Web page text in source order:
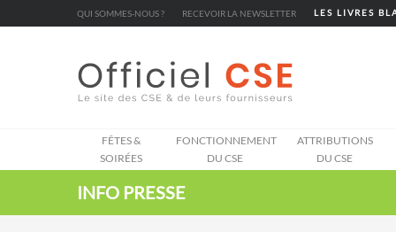
QUI SOMMES-NOUS ? RECEVOIR LA NEWSLETTER LES LIVRES
FÊTES &
SOIRÉES
FONCTIONNEMENT
DU CSE
ATTRIBUTIONS
DU CSE
INFO PRESSE
Cookies management panel